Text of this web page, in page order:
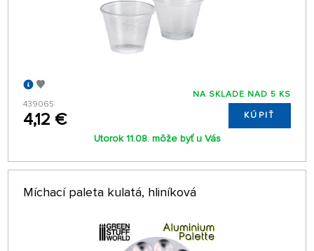
439065
4,12 €
NA SKLADE NAD 5 KS
KÚPIŤ
Utorok 11.08. môže byť u Vás
Míchací paleta kulatá, hliníková